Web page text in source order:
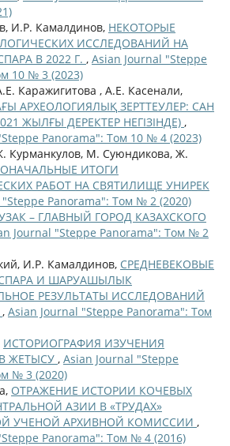
И.Р. Камалдинов, НЕКОТОРЫЕ
ИССЛЕДОВАНИЙ НА
В 2022 Г. , Asian Journal "Steppe
10 № 3 (2023)
Каражигитова , А.Е. Касенали,
АРХЕОЛОГИЯЛЫҚ ЗЕРТТЕУЛЕР: САН
ЖЫЛҒЫ ДЕРЕКТЕР НЕГІЗІНДЕ) ,
Panorama": Том 10 № 4 (2023)
Курманкулов, М. Суюндикова, Ж.
ИТОГИ
РАБОТ НА СВЯТИЛИЩЕ УНИРЕК
Panorama": Том № 2 (2020)
– ГЛАВНЫЙ ГОРОД КАЗАХСКОГО
Journal "Steppe Panorama": Том № 2
И.Р. Камалдинов, СРЕДНЕВЕКОВЫЕ
И ШАРУАШЫЛЫК
РЕЗУЛЬТАТЫ ИССЛЕДОВАНИЙ
, Asian Journal "Steppe Panorama": Том
ИСТОРИОГРАФИЯ ИЗУЧЕНИЯ
ЖЕТЫСУ , Asian Journal "Steppe
№ 3 (2020)
ОТРАЖЕНИЕ ИСТОРИИ КОЧЕВЫХ
АЗИИ В «ТРУДАХ»
УЧЕНОЙ АРХИВНОЙ КОМИССИИ ,
Panorama": Том № 4 (2016)